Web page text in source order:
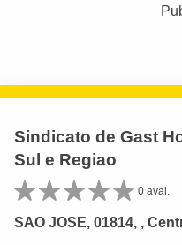
Sindicato de Gast
Sul e Regiao
0 aval.
SAO JOSE, 01814, ,